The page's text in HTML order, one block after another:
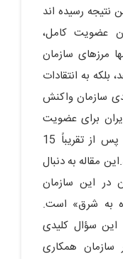
رسیده اند
عضویت کامل،
مرزهای سازمان
به انتقادات
سازمان واکنش
برای عضویت
کامل در سازمان همکاری شانگهای پس از تقریباً 15
مقاله به دنبال
در این سازمان
به شرق» است.
این سؤال کلیدی
همکاری